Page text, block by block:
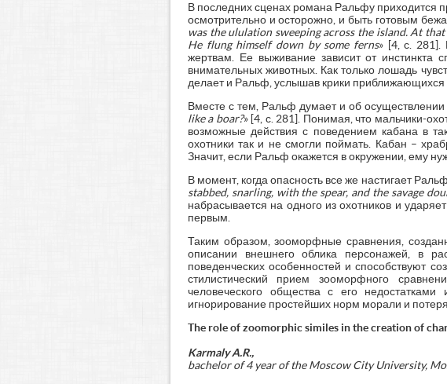
В последних сценах романа Ральфу приходится
осмотрительно и осторожно, и быть готовым
was the ululation sweeping across the island. At
He flung himself down by some ferns» [4, с.
жертвам. Ее выживание зависит от инстинкта
внимательных животных. Как только лошадь
делает и Ральф, услышав крики приближающихся
Вместе с тем, Ральф думает и об
like a boar?» [4, с. 281]. Понимая, что мальчики-
возможные действия с поведением кабана в
охотники так и не смогли поймать. Кабан –
Значит, если Ральф окажется в окружении, ему
В момент, когда опасность все же настигает
stabbed, snarling, with the spear, and the savage
набрасывается на одного из охотников и
первым.
Таким образом, зооморфные сравнения,
описании внешнего облика персонажей, в
поведенческих особенностей и способствуют
стилистический прием зооморфного
человеческого общества с его
игнорирование простейших норм морали и
The role of zoomorphic similes in the creation of
Karmaly A.R.,
bachelor of 4 year of the Moscow City University,